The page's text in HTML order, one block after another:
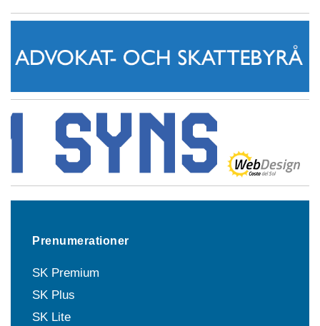
Prenumerationer
SK Premium
SK Plus
SK Lite